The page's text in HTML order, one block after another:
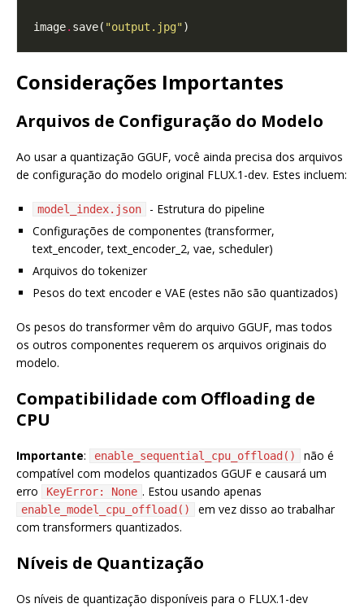
image. save( "output.jpg"
Considerações Importantes
Arquivos de Configuração do Modelo
Ao usar a quantização GGUF, você ainda precisa dos arquivos
de configuração do modelo original FLUX.1-dev. Estes incluem:
model_index.json
- Estrutura do pipeline
Configurações de componentes (transformer,
text_encoder, text_encoder_2, vae, scheduler)
Arquivos do tokenizer
Pesos do text encoder e VAE (estes não são quantizados)
Os pesos do transformer vêm do arquivo GGUF, mas todos
os outros componentes requerem os arquivos originais do
modelo.
Compatibilidade com Offloading de
CPU
Importante: enable_sequential_cpu_offload()
não é
compatível com modelos quantizados GGUF e causará um
erro
KeyError: None . Estou usando apenas
enable_model_cpu_offload()
em vez disso ao trabalhar
com transformers quantizados.
Níveis de Quantização
Os níveis de quantização disponíveis para o FLUX.1-dev